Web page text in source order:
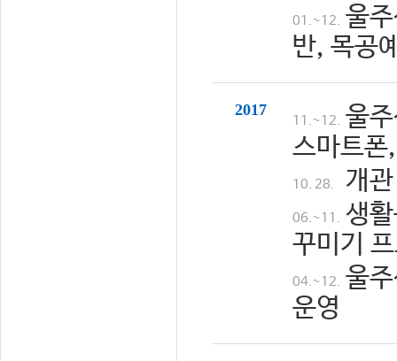
01.~12. 울
반, 목공
2017
11.~12. 울
스마트
10. 28. 개
06.~11. 생
꾸미기
04.~12. 울
운영